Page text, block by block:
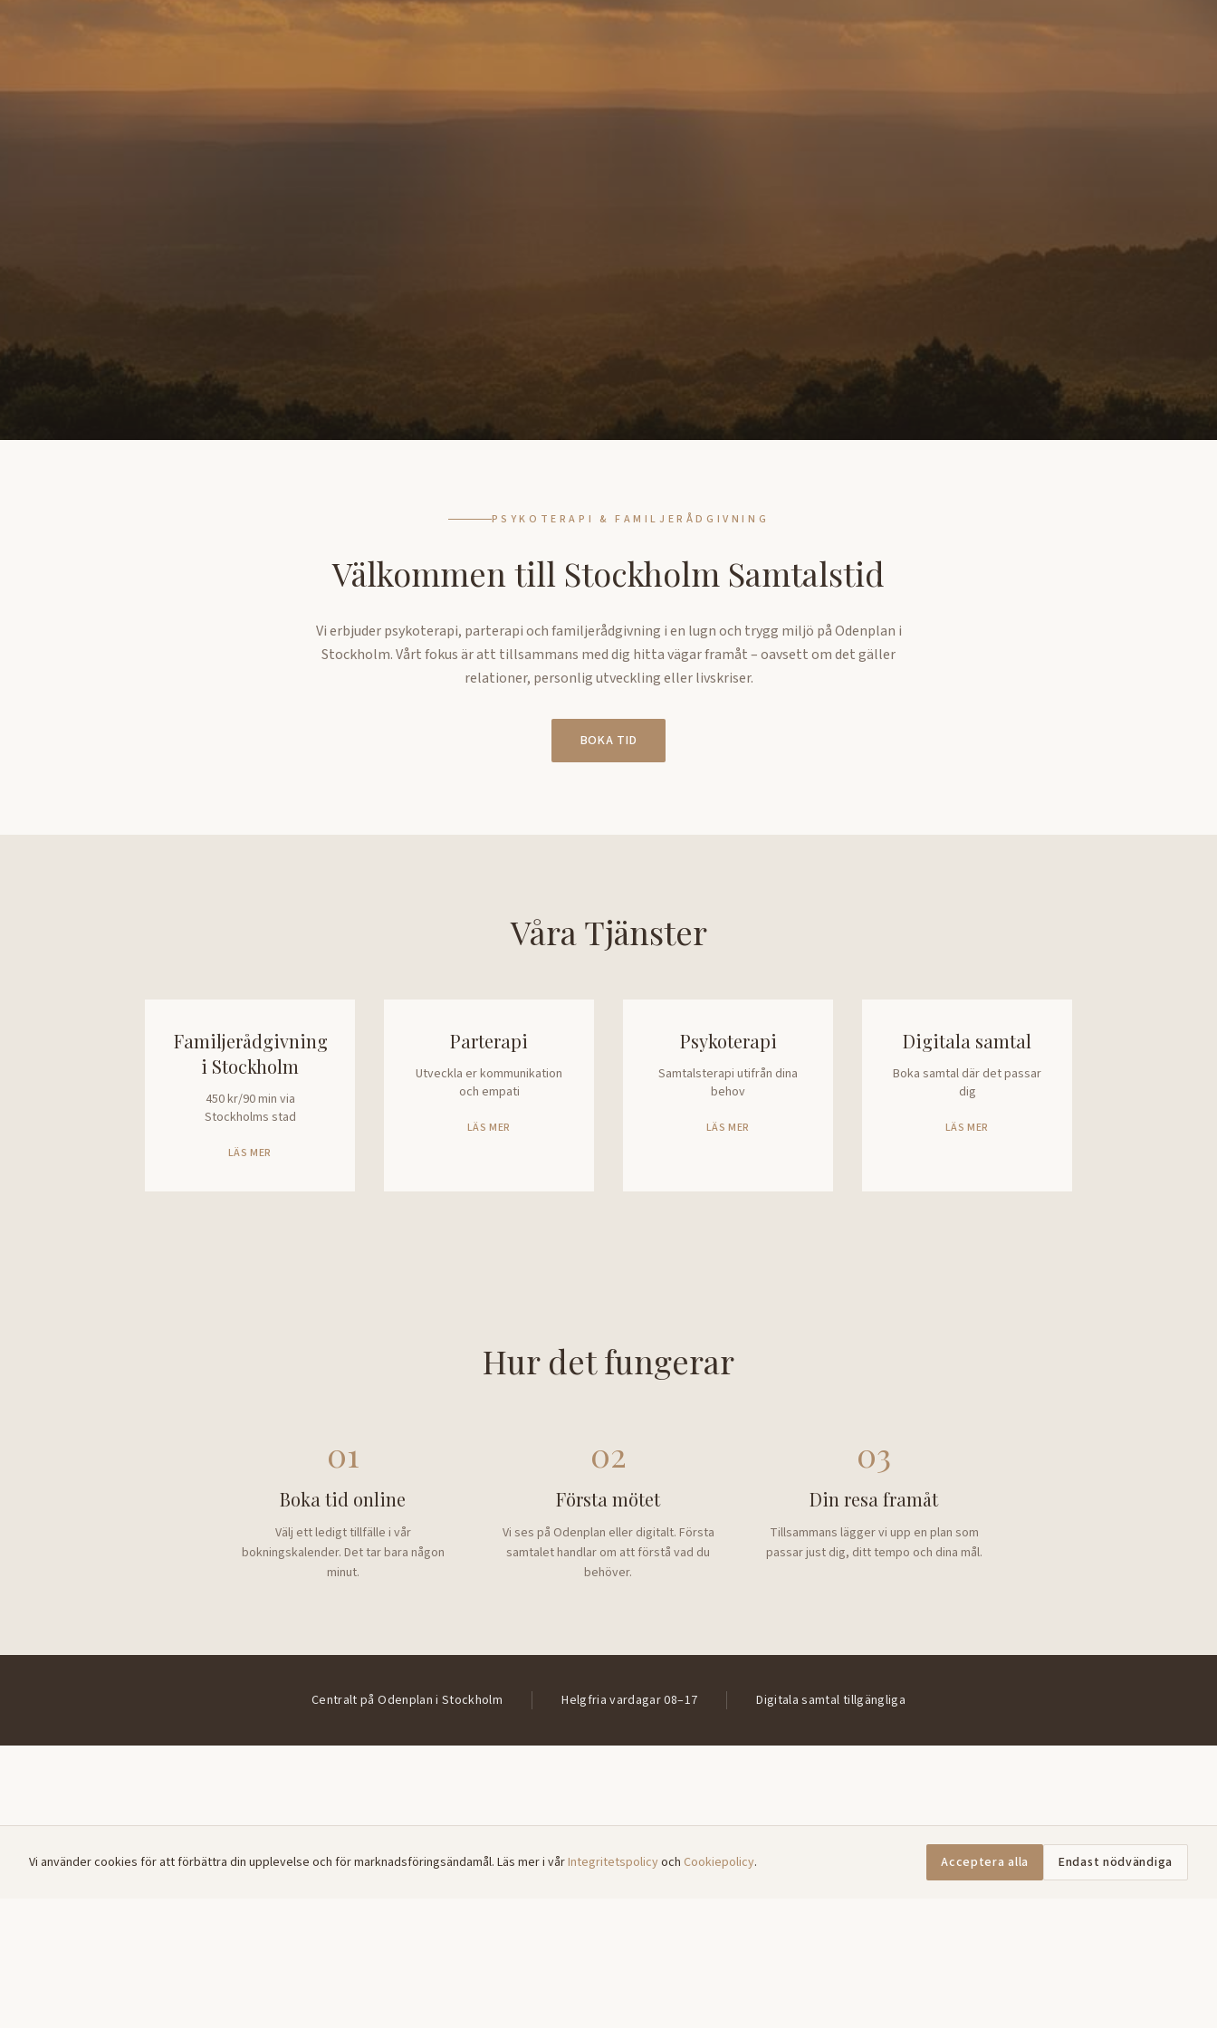
PSYKOTERAPI & FAMILJERÅDGIVNING
Välkommen till Stockholm Samtalstid
Vi erbjuder psykoterapi, parterapi och familjerådgivning i en lugn och trygg miljö på Odenplan i
Stockholm. Vårt fokus är att tillsammans med dig hitta vägar framåt – oavsett om det gäller
relationer, personlig utveckling eller livskriser.
BOKA TID
Våra Tjänster
Familjerådgivning
i Stockholm
450 kr/90 min via
Stockholms stad
LÄS MER
Parterapi
Utveckla er kommunikation
och empati
LÄS MER
Psykoterapi
Samtalsterapi utifrån dina
behov
LÄS MER
Digitala samtal
Boka samtal där det passar
dig
LÄS MER
Hur det fungerar
01
Boka tid online
Välj ett ledigt tillfälle i vår
bokningskalender. Det tar bara någon
minut.
02
Första mötet
Vi ses på Odenplan eller digitalt. Första
samtalet handlar om att förstå vad du
behöver.
03
Din resa framåt
Tillsammans lägger vi upp en plan som
passar just dig, ditt tempo och dina mål.
Centralt på Odenplan i Stockholm Helgfria vardagar 08–17 Digitala samtal tillgängliga
Vi använder cookies för att förbättra din upplevelse och för marknadsföringsändamål. Läs mer i vårIntegritetspolicyoch Cookiepolicy. Acceptera alla Endast nödvändiga